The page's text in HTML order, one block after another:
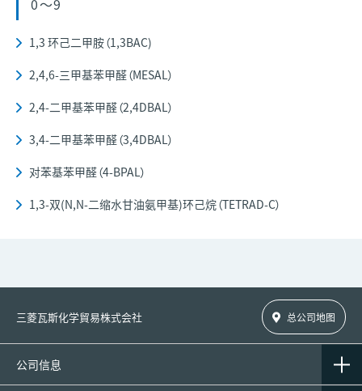
0～9
1,3 环己二甲胺（1,3BAC)
2,4,6-三甲基苯甲醛（MESAL）
2,4-二甲基苯甲醛（2,4DBAL）
3,4-二甲基苯甲醛（3,4DBAL）
对苯基苯甲醛（4-BPAL）
1,3-双(N,N-二缩水甘油氨甲基)环己烷（TETRAD-C）
三菱瓦斯化学貿易株式会社 总公司地图
公司信息